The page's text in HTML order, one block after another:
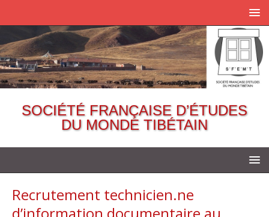
SOCIÉTÉ FRANÇAISE D’ÉTUDES
DU MONDE TIBÉTAIN
Recrutement technicien.ne
d’information documentaire au